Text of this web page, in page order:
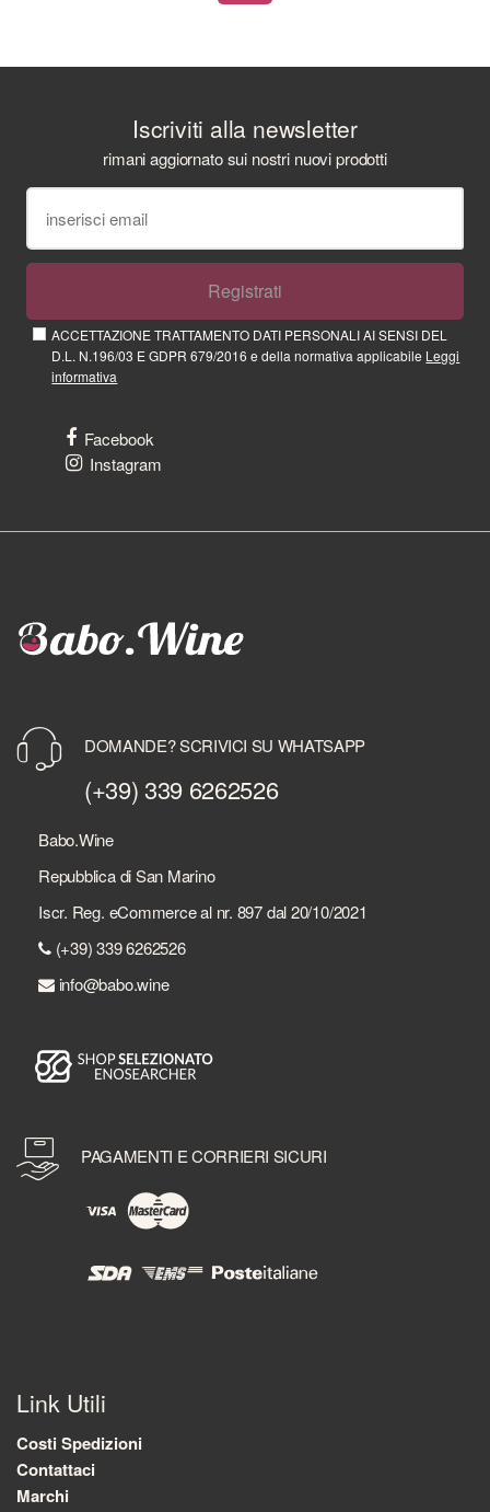
Iscriviti alla newsletter
rimani aggiornato sui nostri nuovi prodotti
Registrati
ACCETTAZIONE TRATTAMENTO DATI PERSONALI AI SENSI DEL
D.L. N.196/03 E GDPR 679/2016 e della normativa applicabile Leggi
informativa
Facebook
Instagram
DOMANDE? SCRIVICI SU WHATSAPP
(+39) 339 6262526
Babo.Wine
Repubblica di San Marino
Iscr. Reg. eCommerce al nr. 897 dal 20/10/2021
(+39) 339 6262526
info@babo.wine
PAGAMENTI E CORRIERI SICURI
Link Utili
Costi Spedizioni
Contattaci
Marchi